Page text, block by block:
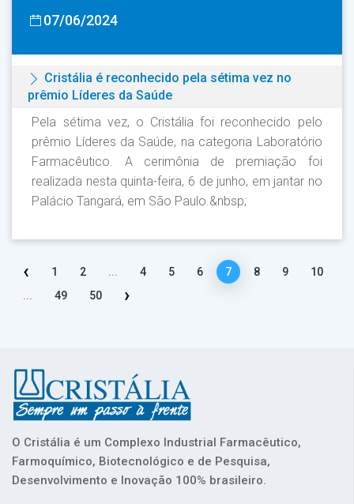
07/06/2024
Cristália é reconhecido pela sétima vez no
prêmio Líderes da Saúde
Pela sétima vez, o Cristália foi reconhecido pelo
prêmio Líderes da Saúde, na categoria Laboratório
Farmacêutico. A cerimônia de premiação foi
realizada nesta quinta-feira, 6 de junho, em jantar no
Palácio Tangará, em São Paulo.&nbsp;
‹ 1 2 ... 4 5 6 7 8 9
10
...
49 50 ›
O Cristália é um Complexo Industrial Farmacêutico,
Farmoquímico, Biotecnológico e de Pesquisa,
Desenvolvimento e Inovação 100% brasileiro.